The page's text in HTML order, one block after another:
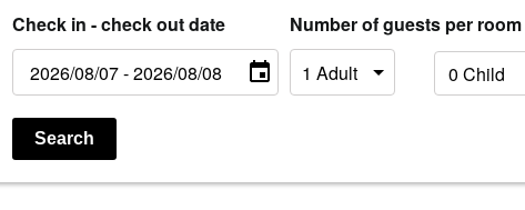
Check in - check out date Number of guests per room
Search